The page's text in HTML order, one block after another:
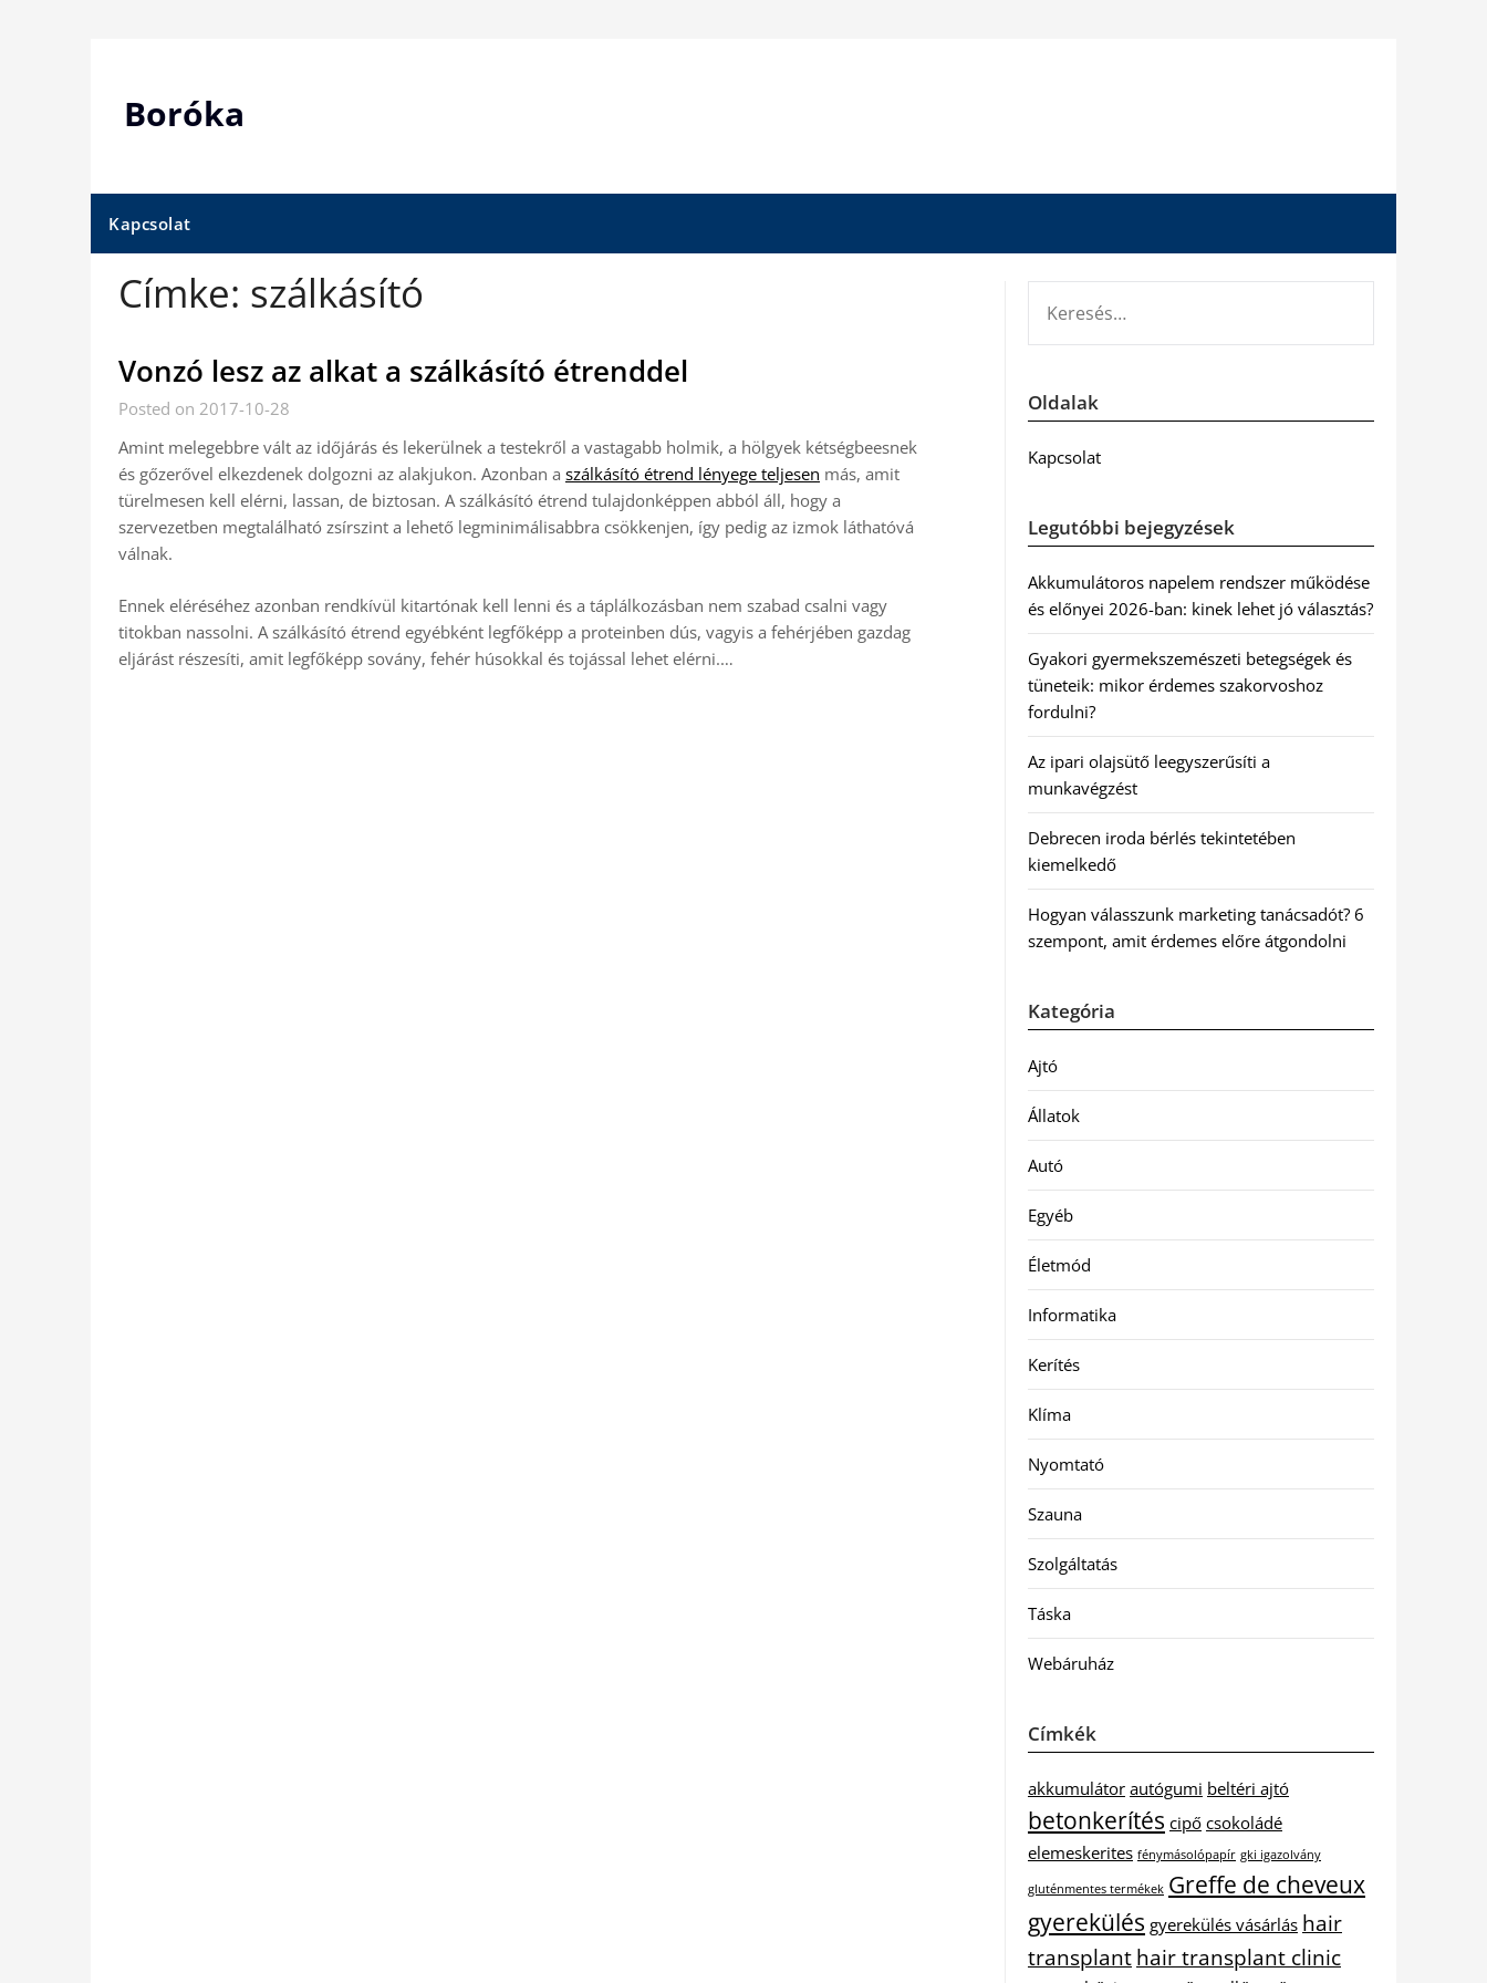
Boróka
Kapcsolat
Címke: szálkásító
Vonzó lesz az alkat a szálkásító étrenddel
Posted on 2017-10-28
Amint melegebbre vált az időjárás és lekerülnek a testekről a vastagabb holmik, a hölgyek kétségbeesnek
és gőzerővel elkezdenek dolgozni az alakjukon. Azonban a szálkásító étrend lényege teljesen más, amit
türelmesen kell elérni, lassan, de biztosan. A szálkásító étrend tulajdonképpen abból áll, hogy a
szervezetben megtalálható zsírszint a lehető legminimálisabbra csökkenjen, így pedig az izmok láthatóvá
válnak.
Ennek eléréséhez azonban rendkívül kitartónak kell lenni és a táplálkozásban nem szabad csalni vagy
titokban nassolni. A szálkásító étrend egyébként legfőképp a proteinben dús, vagyis a fehérjében gazdag
eljárást részesíti, amit legfőképp sovány, fehér húsokkal és tojással lehet elérni.…
Oldalak
Kapcsolat
Legutóbbi bejegyzések
Akkumulátoros napelem rendszer működése
és előnyei 2026-ban: kinek lehet jó választás?
Gyakori gyermekszemészeti betegségek és
tüneteik: mikor érdemes szakorvoshoz
fordulni?
Az ipari olajsütő leegyszerűsíti a
munkavégzést
Debrecen iroda bérlés tekintetében
kiemelkedő
Hogyan válasszunk marketing tanácsadót? 6
szempont, amit érdemes előre átgondolni
Kategória
Ajtó
Állatok
Autó
Egyéb
Életmód
Informatika
Kerítés
Klíma
Nyomtató
Szauna
Szolgáltatás
Táska
Webáruház
Címkék
akkumulátor autógumi beltéri ajtó
betonkerítés cipő csokoládé
elemeskerites fénymásolópapír gki igazolvány
gluténmentes termékek Greffe de cheveux
gyerekülés gyerekülés vásárlás hair
transplant hair transplant clinic